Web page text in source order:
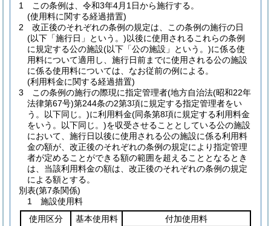
1
この条例は、令和3年4月1日から施行する。
(使用料に関する経過措置)
2
改正後のそれぞれの条例の規定は、この条例の施行の日
(以下「施行日」という。)以後に使用されるこれらの条例
に規定する公の施設(以下「公の施設」という。)に係る使
用料について適用し、施行日前までに使用される公の施設
に係る使用料については、なお従前の例による。
(利用料金に関する経過措置)
3
この条例の施行の際現に指定管理者(地方自治法(昭和22年
法律第67号)第244条の2第3項に規定する指定管理者をい
う。以下同じ。)に利用料金(同条第8項に規定する利用料金
をいう。以下同じ。)を収受させることとしている公の施設
において、施行日以後に使用される公の施設に係る利用料
金の額が、改正後のそれぞれの条例の規定により指定管理
者が定めることができる額の範囲を超えることとなるとき
は、当該利用料金の額は、改正後のそれぞれの条例の規定
による額とする。
別表(第7条関係)
1 施設使用料
使用区分
基本使用料
付加使用料